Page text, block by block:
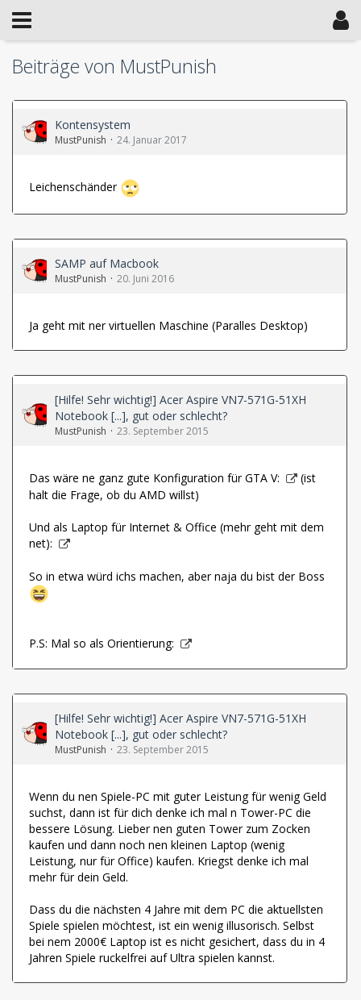
Beiträge von MustPunish
Kontensystem
MustPunish 24. Januar 2017
Leichenschänder
SAMP auf Macbook
MustPunish 20. Juni 2016
Ja geht mit ner virtuellen Maschine (Paralles Desktop)
[Hilfe! Sehr wichtig!] Acer Aspire VN7-571G-51XH
Notebook [...], gut oder schlecht?
MustPunish 23. September 2015
Das wäre ne ganz gute Konfiguration für GTA V:
(ist
halt die Frage, ob du AMD willst)
Und als Laptop für Internet & Office (mehr geht mit dem
net):
So in etwa würd ichs machen, aber naja du bist der Boss
P.S: Mal so als Orientierung:
[Hilfe! Sehr wichtig!] Acer Aspire VN7-571G-51XH
Notebook [...], gut oder schlecht?
MustPunish 23. September 2015
Wenn du nen Spiele-PC mit guter Leistung für wenig Geld
suchst, dann ist für dich denke ich mal n Tower-PC die
bessere Lösung. Lieber nen guten Tower zum Zocken
kaufen und dann noch nen kleinen Laptop (wenig
Leistung, nur für Office) kaufen. Kriegst denke ich mal
mehr für dein Geld.
Dass du die nächsten 4 Jahre mit dem PC die aktuellsten
Spiele spielen möchtest, ist ein wenig illusorisch. Selbst
bei nem 2000€ Laptop ist es nicht gesichert, dass du in 4
Jahren Spiele ruckelfrei auf Ultra spielen kannst.